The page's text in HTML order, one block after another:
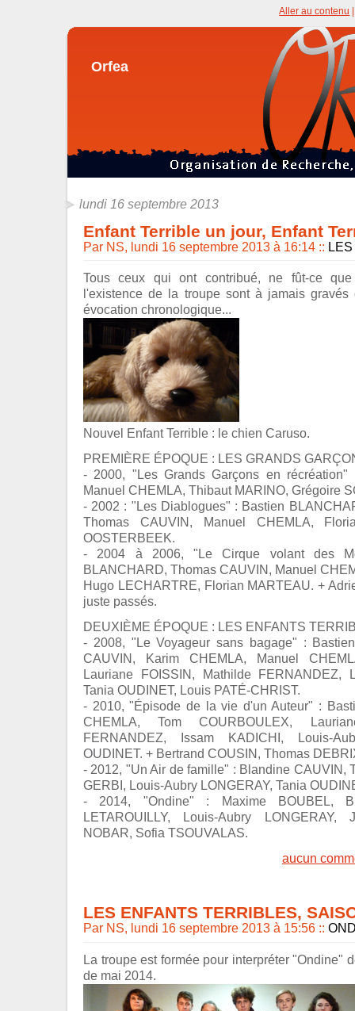
Orfea
Aller au contenu
lundi 16 septembre 2013
Enfant Terrible un jour, Enfant
Par NS, lundi 16 septembre 2013 à 16:14 ::
Tous ceux qui ont contribué, ne fût-ce
l'existence de la troupe sont à jamais
évocation chronologique...
Nouvel Enfant Terrible : le chien Caruso.
PREMIÈRE ÉPOQUE : LES GRANDS
- 2000, "Les Grands Garçons en récréation"
Manuel CHEMLA, Thibaut MARINO, Grégoire
- 2002 : "Les Diablogues" : Bastien
Thomas CAUVIN, Manuel CHEMLA,
OOSTERBEEK.
- 2004 à 2006, "Le Cirque volant des
BLANCHARD, Thomas CAUVIN, Manuel
Hugo LECHARTRE, Florian MARTEAU. +
juste passés.
DEUXIÈME ÉPOQUE : LES ENFANTS
- 2008, "Le Voyageur sans bagage" :
CAUVIN, Karim CHEMLA, Manuel
Lauriane FOISSIN, Mathilde FERNANDEZ,
Tania OUDINET, Louis PATÉ-CHRIST.
- 2010, "Épisode de la vie d'un Auteur" :
CHEMLA, Tom COURBOULEX,
FERNANDEZ, Issam KADICHI, Louis-
OUDINET. + Bertrand COUSIN, Thomas
- 2012, "Un Air de famille" : Blandine CAUVIN,
GERBI, Louis-Aubry LONGERAY, Tania
- 2014, "Ondine" : Maxime BOUBEL,
LETAROUILLY, Louis-Aubry
NOBAR, Sofia TSOUVALAS.
aucun
LES ENFANTS TERRIBLES,
Par NS, lundi 16 septembre 2013 à 15:56 ::
La troupe est formée pour interpréter "Ondine"
de mai 2014.